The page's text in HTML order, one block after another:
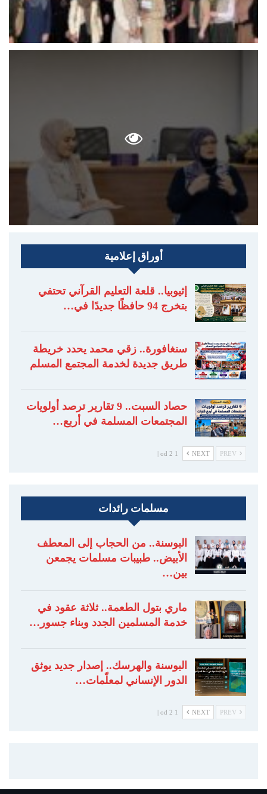
أوراق إعلامية
إثيوبيا.. قلعة التعليم القرآني تحتفي
بتخرج 94 حافظًا جديدًا في…
سنغافورة.. زقي محمد يحدد خريطة
طريق جديدة لخدمة المجتمع المسلم
حصاد السبت.. 9 تقارير ترصد أولويات
المجتمعات المسلمة في أربع…
NEXT
1 od 2 |
مسلمات رائدات
البوسنة.. من الحجاب إلى المعطف
الأبيض.. طبيبات مسلمات يجمعن
بين…
ماري بتول الطعمة.. ثلاثة عقود في
خدمة المسلمين الجدد وبناء جسور…
البوسنة والهرسك.. إصدار جديد يوثق
الدور الإنساني لمعلّمات…
NEXT
1 od 2 |